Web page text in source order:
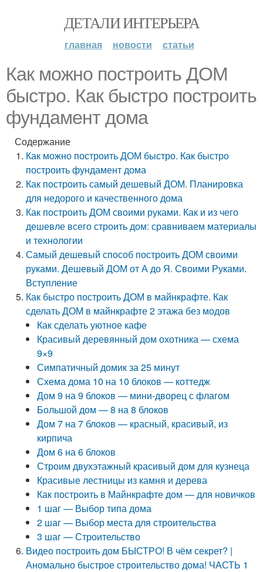
ДЕТАЛИ ИНТЕРЬЕРА
главная новости статьи
Как можно построить ДОМ
быстро. Как быстро построить
фундамент дома
Содержание
Как можно построить ДОМ быстро. Как быстро
построить фундамент дома
Как построить самый дешевый ДОМ. Планировка
для недорого и качественного дома
Как построить ДОМ своими руками. Как и из чего
дешевле всего строить дом: сравниваем материалы
и технологии
Самый дешевый способ построить ДОМ своими
руками. Дешевый ДОМ от А до Я. Своими Руками.
Вступление
Как быстро построить ДОМ в майнкрафте. Как
сделать ДОМ в майнкрафте 2 этажа без модов
Как сделать уютное кафе
Красивый деревянный дом охотника — схема
9×9
Симпатичный домик за 25 минут
Схема дома 10 на 10 блоков — коттедж
Дом 9 на 9 блоков — мини-дворец с флагом
Большой дом — 8 на 8 блоков
Дом 7 на 7 блоков — красный, красивый, из
кирпича
Дом 6 на 6 блоков
Строим двухэтажный красивый дом для кузнеца
Красивые лестницы из камня и дерева
Как построить в Майнкрафте дом — для новичков
1 шаг — Выбор типа дома
2 шаг — Выбор места для строительства
3 шаг — Строительство
Видео построить дом БЫСТРО! В чём секрет? |
Аномально быстрое строительство дома! ЧАСТЬ 1